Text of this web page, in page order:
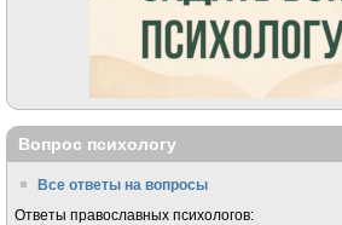
Вопрос психологу
Все ответы на вопросы
Ответы православных психологов: